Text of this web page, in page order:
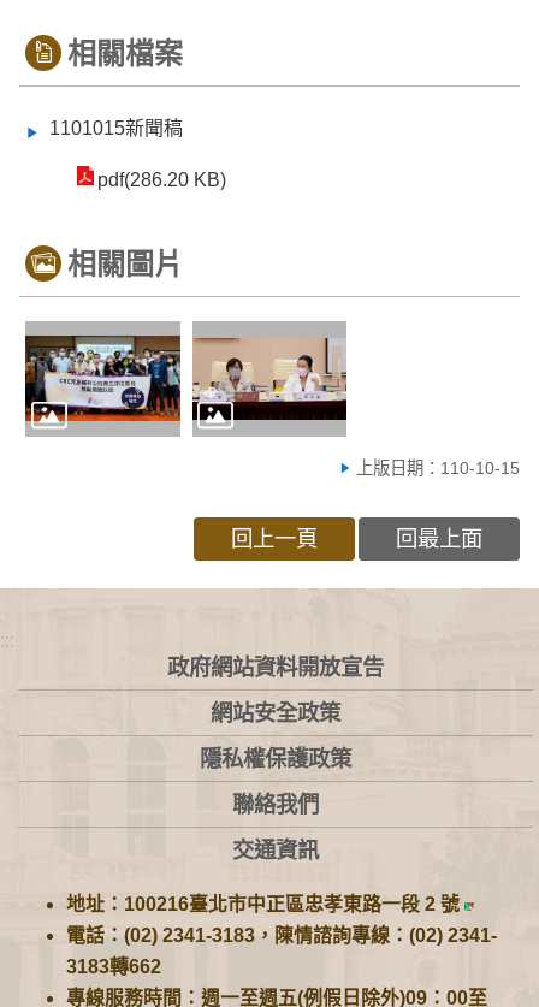
相關檔案
1101015新聞稿
pdf(286.20 KB)
相關圖片
上版日期：110-10-15
回上一頁 回最上面
:::
政府網站資料開放宣告
網站安全政策
隱私權保護政策
聯絡我們
交通資訊
地址：100216臺北市中正區忠孝東路一段 2 號
電話：(02) 2341-3183，陳情諮詢專線：(02) 2341-
3183轉662
專線服務時間：週一至週五(例假日除外)09：00至